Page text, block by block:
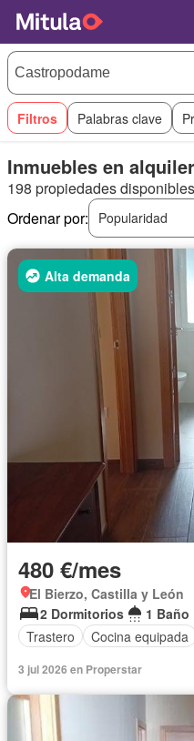
Filtros Palabras clave
Inmuebles en
198 propiedades disponibles
Ordenar por:
Popularidad
Alta demanda
480 €/mes
El Bierzo, Castilla y León
2 Dormitorios
1 Baño
Trastero
Cocina equipada
3 jul 2026 en Properstar